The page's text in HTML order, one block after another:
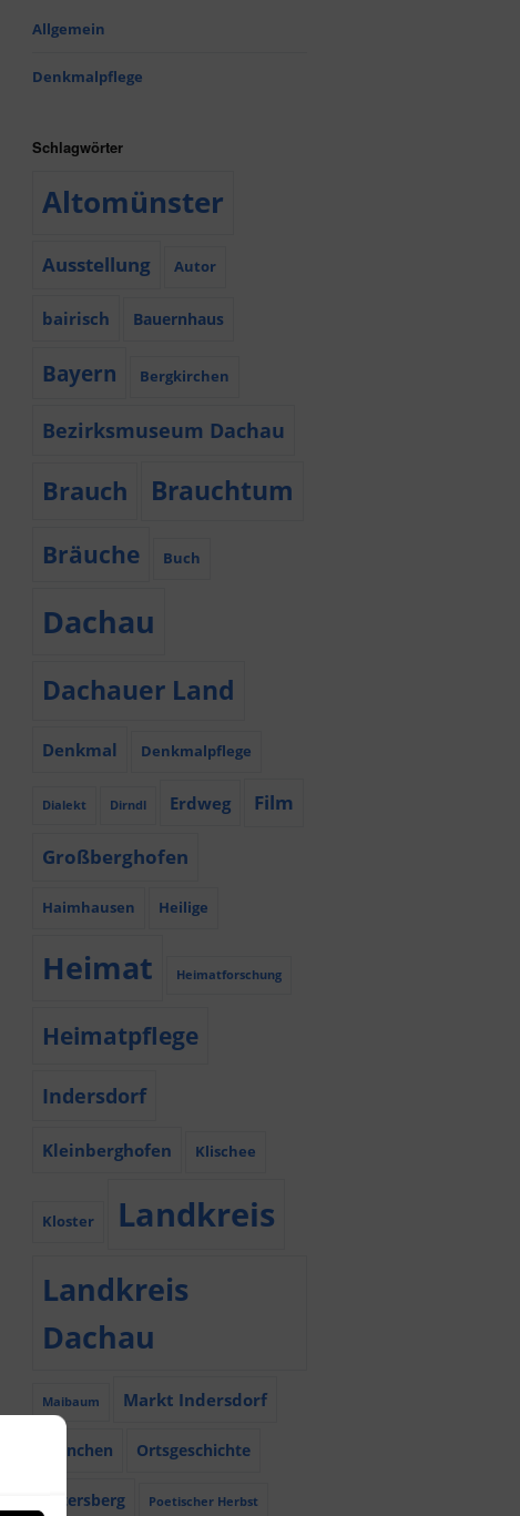
Allgemein
Denkmalpflege
Schlagwörter
Altomünster
Ausstellung Autor
bairisch Bauernhaus
Bayern Bergkirchen
Bezirksmuseum Dachau
Brauch Brauchtum
Bräuche Buch
Dachau
Dachauer Land
Denkmal Denkmalpflege
Dialekt Dirndl Erdweg Film
Großberghofen
Haimhausen Heilige
Heimat Heimatforschung
Heimatpflege
Indersdorf
Kleinberghofen Klischee
Kloster Landkreis
Landkreis
Dachau
Maibaum Markt Indersdorf
München Ortsgeschichte
Petersberg Poetischer Herbst